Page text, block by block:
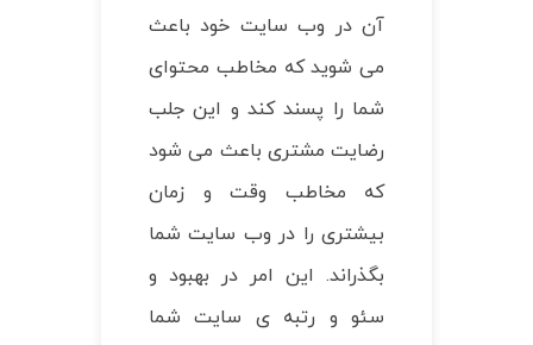
آن در وب سایت خود باعث
می شوید که مخاطب محتوای
شما را پسند کند و این جلب
رضایت مشتری باعث می شود
که مخاطب وقت و زمان
بیشتری را در وب سایت شما
بگذراند. این امر در بهبود و
سئو و رتبه ی سایت شما